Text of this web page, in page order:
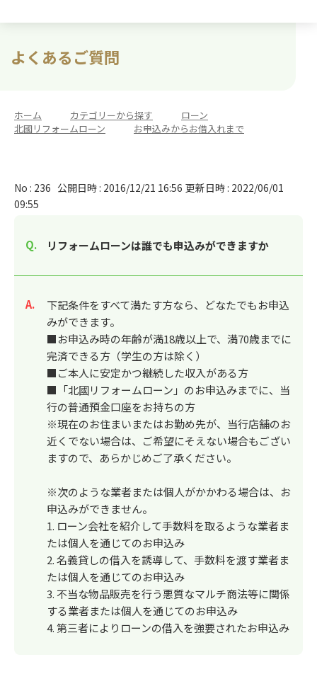
よくあるご質問
ホーム カテゴリーから探す ローン
北國リフォームローン
お申込みからお借入れまで
No : 236 公開日時 : 2016/12/21 16:56 更新日時 : 2022/06/01
09:55
リフォームローンは誰でも申込みができますか
回答
下記条件をすべて満たす方なら、どなたでもお申込
みができます。
■お申込み時の年齢が満18歳以上で、満70歳までに
完済できる方（学生の方は除く）
■ご本人に安定かつ継続した収入がある方
■「北國リフォームローン」のお申込みまでに、当
行の普通預金口座をお持ちの方
※現在のお住まいまたはお勤め先が、当行店舗のお
近くでない場合は、ご希望にそえない場合もござい
ますので、あらかじめご了承ください。
※次のような業者または個人がかかわる場合は、お
申込みができません。
1. ローン会社を紹介して手数料を取るような業者ま
たは個人を通じてのお申込み
2. 名義貸しの借入を誘導して、手数料を渡す業者ま
たは個人を通じてのお申込み
3. 不当な物品販売を行う悪質なマルチ商法等に関係
する業者または個人を通じてのお申込み
4. 第三者によりローンの借入を強要されたお申込み